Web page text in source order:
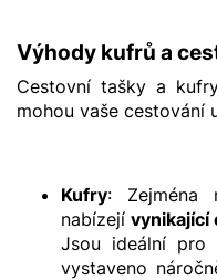
Výhody kufrů a
Cestovní tašky a
mohou vaše cestování
Kufry: Zejména
nabízejívynikající
Jsou ideální pro
vystaveno